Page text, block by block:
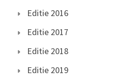
Editie 2016
Editie 2017
Editie 2018
Editie 2019